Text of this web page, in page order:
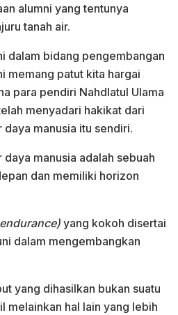
alumni yang tentunya
tanah air.
dalam bidang pengembangan
memang patut kita hargai
para pendiri Nahdlatul Ulama
menyadari hakikat dari
manusia itu sendiri.
manusia adalah sebuah
dan memiliki horizon
endurance) yang kokoh disertai
dalam mengembangkan
yang dihasilkan bukan suatu
melainkan hal lain yang lebih